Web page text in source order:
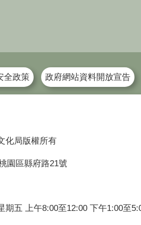
全政策 政府網站資料開放宣告
化局版權所有
園區縣府路21號
期五 上午8:00至12:00 下午1:00至